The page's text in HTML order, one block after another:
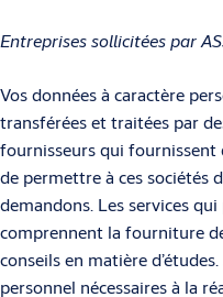
Entreprises sollicitées par
Vos données à caractère
transférées et traitées par
fournisseurs qui fournissent
de permettre à ces sociétés
demandons. Les services
comprennent la fourniture
conseils en matière
personnel nécessaires à la